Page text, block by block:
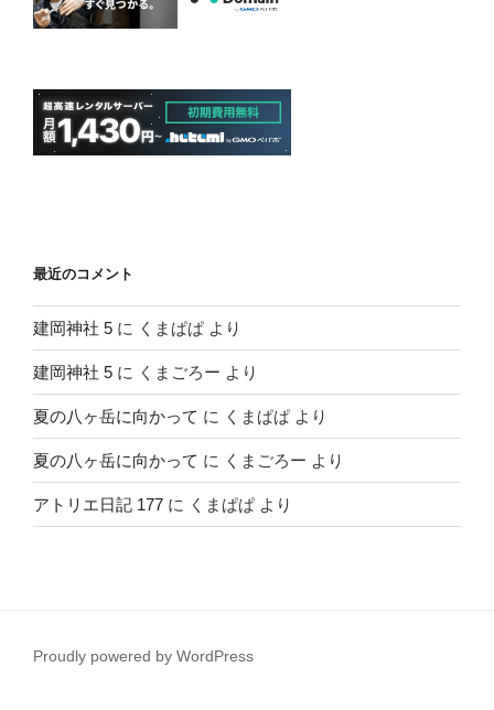
最近のコメント
建岡神社 5 に くまぱぱ より
建岡神社 5 に くまごろー より
夏の八ヶ岳に向かって に くまぱぱ より
夏の八ヶ岳に向かって に くまごろー より
アトリエ日記 177 に くまぱぱ より
Proudly powered by WordPress